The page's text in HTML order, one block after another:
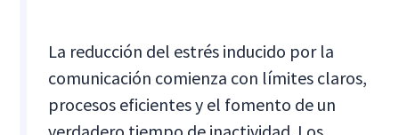
La reducción del estrés inducido por la
comunicación comienza con límites claros,
procesos eficientes y el fomento de un